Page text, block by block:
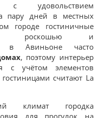
с удовольствием
пару дней в местных
городе гостиничные
роскошью и
в Авиньоне часто
, поэтому интерьер
с учётом элементов
считают La
климат городка